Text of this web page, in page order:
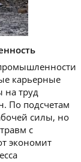
карьерные
на труд
По подсчетам
силы, но
с
экономит